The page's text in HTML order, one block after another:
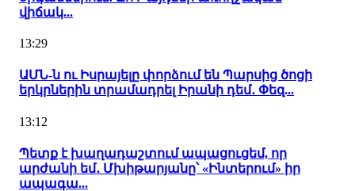
վիճակ...
13:29
ԱՄՆ-ն ու Իսրայելը փորձում են Պարսից ծոցի
երկրներին տրամադրել Իրանի դեմ․ Փեզ...
13:12
Պետք է խաղադաշտում ապացուցեմ, որ
արժանի եմ․ Մխիթարյանը՝ «Ինտերում» իր
ապագա...